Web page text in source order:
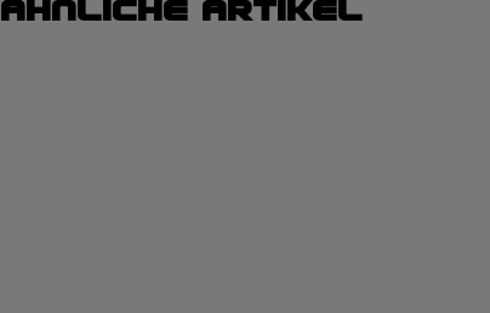
Ähnliche Artikel